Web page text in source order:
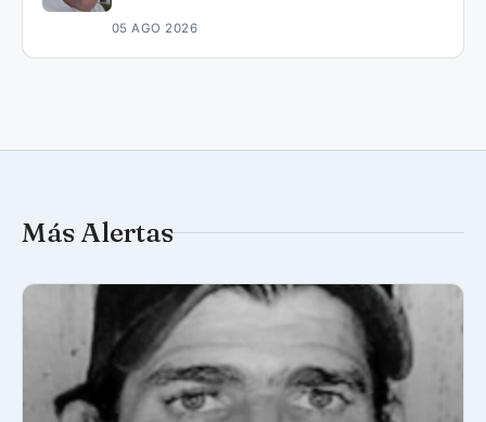
05 AGO 2026
Más Alertas